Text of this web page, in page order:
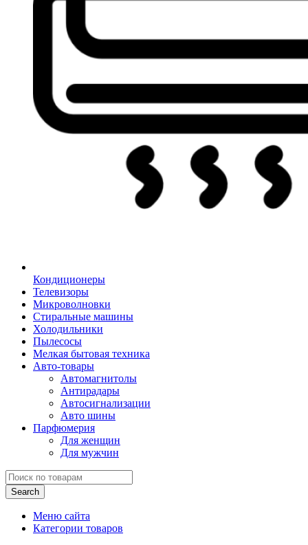
Кондиционеры
Телевизоры
Микроволновки
Стиральные машины
Холодильники
Пылесосы
Мелкая бытовая техника
Авто-товары
Автомагнитолы
Антирадары
Автосигнализации
Авто шины
Парфюмерия
Для женщин
Для мужчин
Search
Меню сайта
Категории товаров